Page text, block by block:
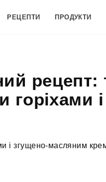
РЕЦЕПТИ ПРОДУКТИ
рецепт:
горіхами
і згущено-масляним